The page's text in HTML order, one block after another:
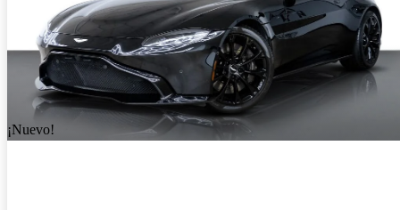
¡Nuevo!